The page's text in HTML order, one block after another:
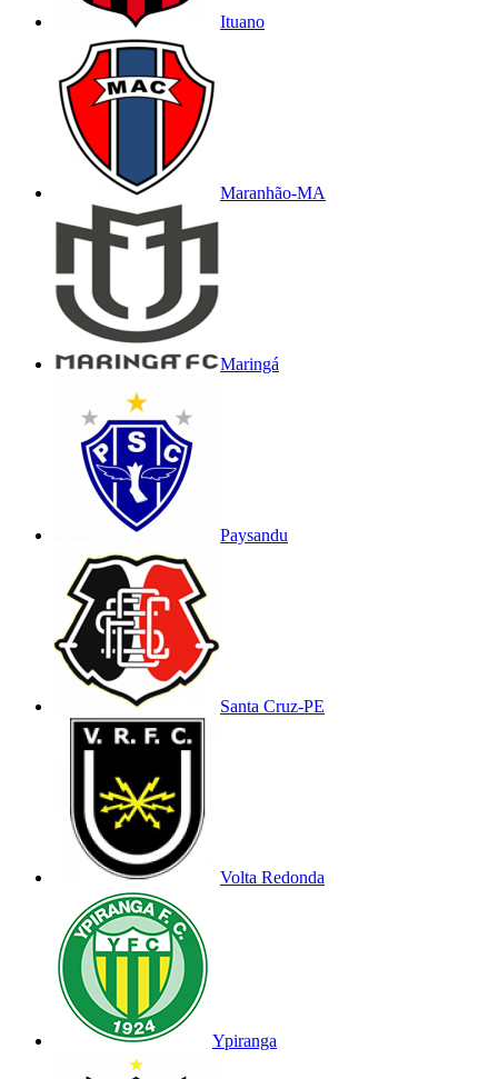
Ituano
Maranhão-MA
Maringá
Paysandu
Santa Cruz-PE
Volta Redonda
Ypiranga